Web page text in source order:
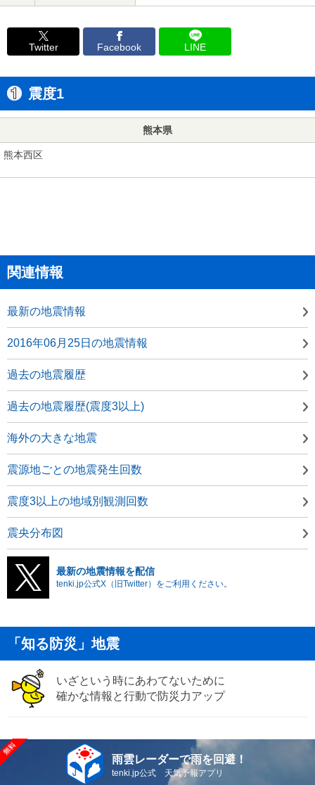
Twitter Facebook LINE
震度1
熊本県
熊本西区
関連情報
最新の地震情報
2016年06月25日の地震情報
過去の地震履歴
過去の地震履歴(震度3以上)
海外の大きな地震
震源地ごとの地震発生回数
震度3以上の地域別観測回数
震央分布図
最新の地震情報を配信
tenki.jp公式X（旧Twitter）をご利用ください。
「知る防災」地震
いざという時にあわてないために
確かな情報と行動で防災力アップ
雨雲レーダーで雨を回避！
tenki.jp公式 天気予報アプリ